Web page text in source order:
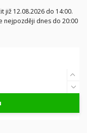
již 12.08.2026 do 14:00.
nejpozději dnes do 20:00